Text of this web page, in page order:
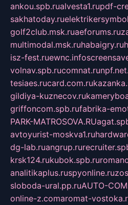
ankou.spb.rualvesta1.rupdf-
sakhatoday.ru
golf2club.msk.ruaeforums.ru
multimodal.msk.ruhabaigry.ru
isz-fest.ruewnc.info
volnav.spb.rucomnat.ru
tesiaes.rucard.com.ru
gildiya-kuznecov.ru
griffoncom.spb.rufabrika-
PARK-MATROSOVA.RU
avtoyurist-moskva1.ru
dg-lab.ruangrup.ru
krsk124.rukubok.spb.ru
analitikaplus.ruspyonline.ru
sloboda-ural.pp.ruAUTO-
online-z.comaromat-